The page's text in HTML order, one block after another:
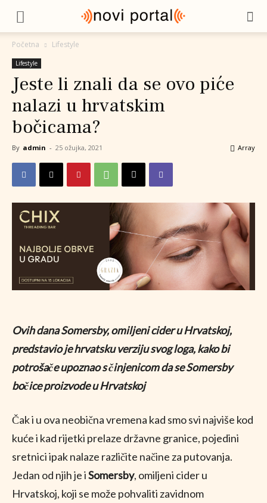
Početna Lifestyle
Lifestyle
Jeste li znali da se ovo piće
nalazi u hrvatskim
bočicama?
By admin - 25 ožujka, 2021 Array
Ovih dana Somersby, omiljeni cider u Hrvatskoj,
predstavio je hrvatsku verziju svog loga, kako bi
potrošače upoznao s činjenicom da se Somersby
bočice proizvode u Hrvatskoj
Čak i u ova neobična vremena kad smo svi najviše kod
kuće i kad rijetki prelaze državne granice, pojedini
sretnici ipak nalaze različite načine za putovanja.
Jedan od njih je iSomersby, omiljeni cider u
Hrvatskoj, koji se može pohvaliti zavidnom